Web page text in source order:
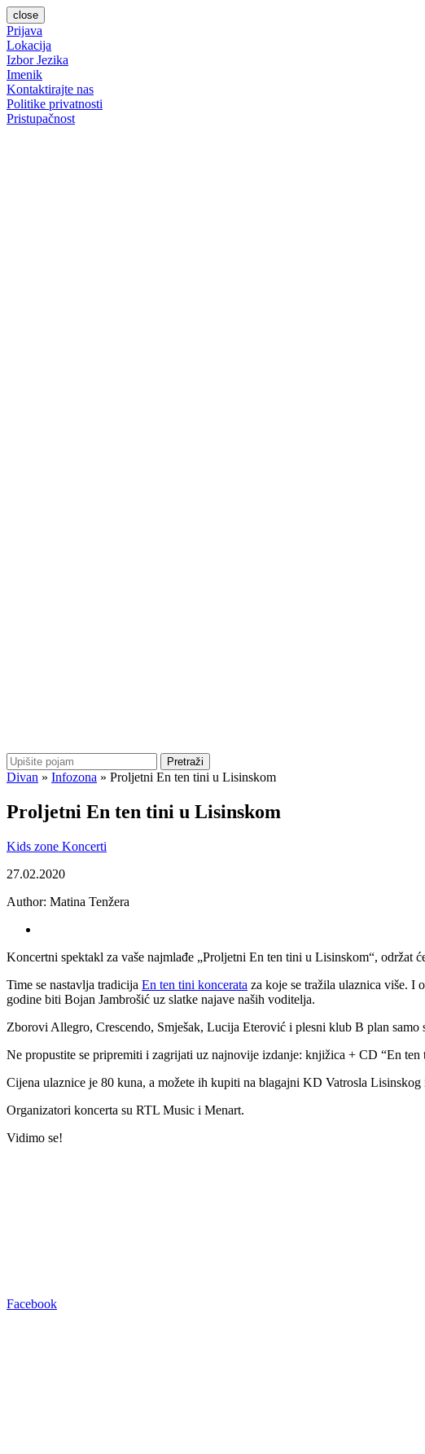
close
Prijava
Lokacija
Izbor Jezika
Imenik
Kontaktirajte nas
Politike privatnosti
Pristupačnost
Pretraži
Divan » Infozona » Proljetni En ten tini u Lisinskom
Proljetni En ten tini u Lisinskom
Kids zone Koncerti
27.02.2020
Author: Matina Tenžera
Koncertni spektakl za vaše najmlađe „Proljetni En ten tini u Lisinskom“, održat
Time se nastavlja tradicija En ten tini koncerata za koje se tražila ulaznica više. I
godine biti Bojan Jambrošić uz slatke najave naših voditelja.
Zborovi Allegro, Crescendo, Smješak, Lucija Eterović i plesni klub B plan
Ne propustite se pripremiti i zagrijati uz najnovije izdanje: knjižica + CD “En
Cijena ulaznice je 80 kuna, a možete ih kupiti na blagajni KD Vatrosla Lisinskog
Organizatori koncerta su RTL Music i Menart.
Vidimo se!
Facebook